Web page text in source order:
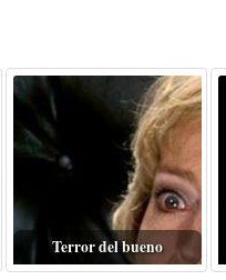
Terror del bueno